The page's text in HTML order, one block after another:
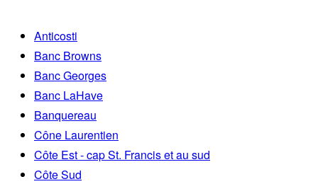
Anticosti
Banc Browns
Banc Georges
Banc LaHave
Banquereau
Cône Laurentien
Côte Est - cap St. Francis et au sud
Côte Sud